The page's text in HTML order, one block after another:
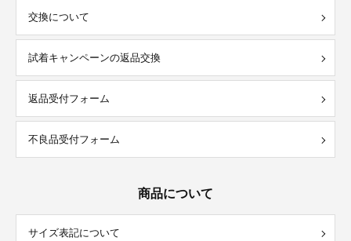
交換について
試着キャンペーンの返品交換
返品受付フォーム
不良品受付フォーム
商品について
サイズ表記について